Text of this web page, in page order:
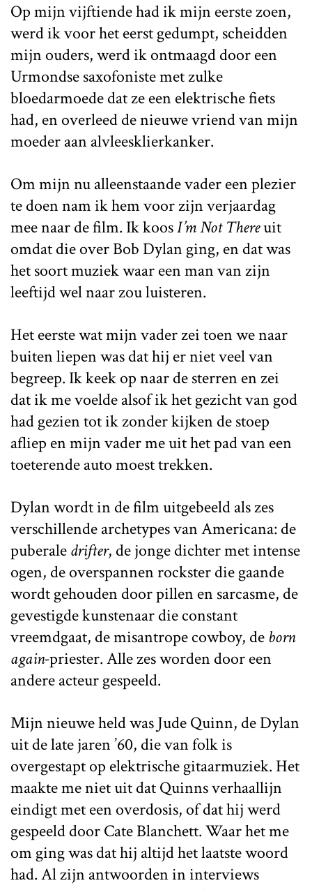
Op mijn vijftiende had ik mijn eerste zoen,
werd ik voor het eerst gedumpt, scheidden
mijn ouders, werd ik ontmaagd door een
Urmondse saxofoniste met zulke
bloedarmoede dat ze een elektrische fiets
had, en overleed de nieuwe vriend van mijn
moeder aan alvleesklierkanker.
Om mijn nu alleenstaande vader een plezier
te doen nam ik hem voor zijn verjaardag
mee naar de film. Ik koosI’m Not Thereuit
omdat die over Bob Dylan ging, en dat was
het soort muziek waar een man van zijn
leeftijd wel naar zou luisteren.
Het eerste wat mijn vader zei toen we naar
buiten liepen was dat hij er niet veel van
begreep. Ik keek op naar de sterren en zei
dat ik me voelde alsof ik het gezicht van god
had gezien tot ik zonder kijken de stoep
afliep en mijn vader me uit het pad van een
toeterende auto moest trekken.
Dylan wordt in de film uitgebeeld als zes
verschillende archetypes van Americana: de
puberaledrifter, de jonge dichter met intense
ogen, de overspannen rockster die gaande
wordt gehouden door pillen en sarcasme, de
gevestigde kunstenaar die constant
vreemdgaat, de misantrope cowboy, de born
again-priester. Alle zes worden door een
andere acteur gespeeld.
Mijn nieuwe held was Jude Quinn, de Dylan
uit de late jaren ’60, die van folk is
overgestapt op elektrische gitaarmuziek. Het
maakte me niet uit dat Quinns verhaallijn
eindigt met een overdosis, of dat hij werd
gespeeld door Cate Blanchett. Waar het me
om ging was dat hij altijd het laatste woord
had. Al zijn antwoorden in interviews